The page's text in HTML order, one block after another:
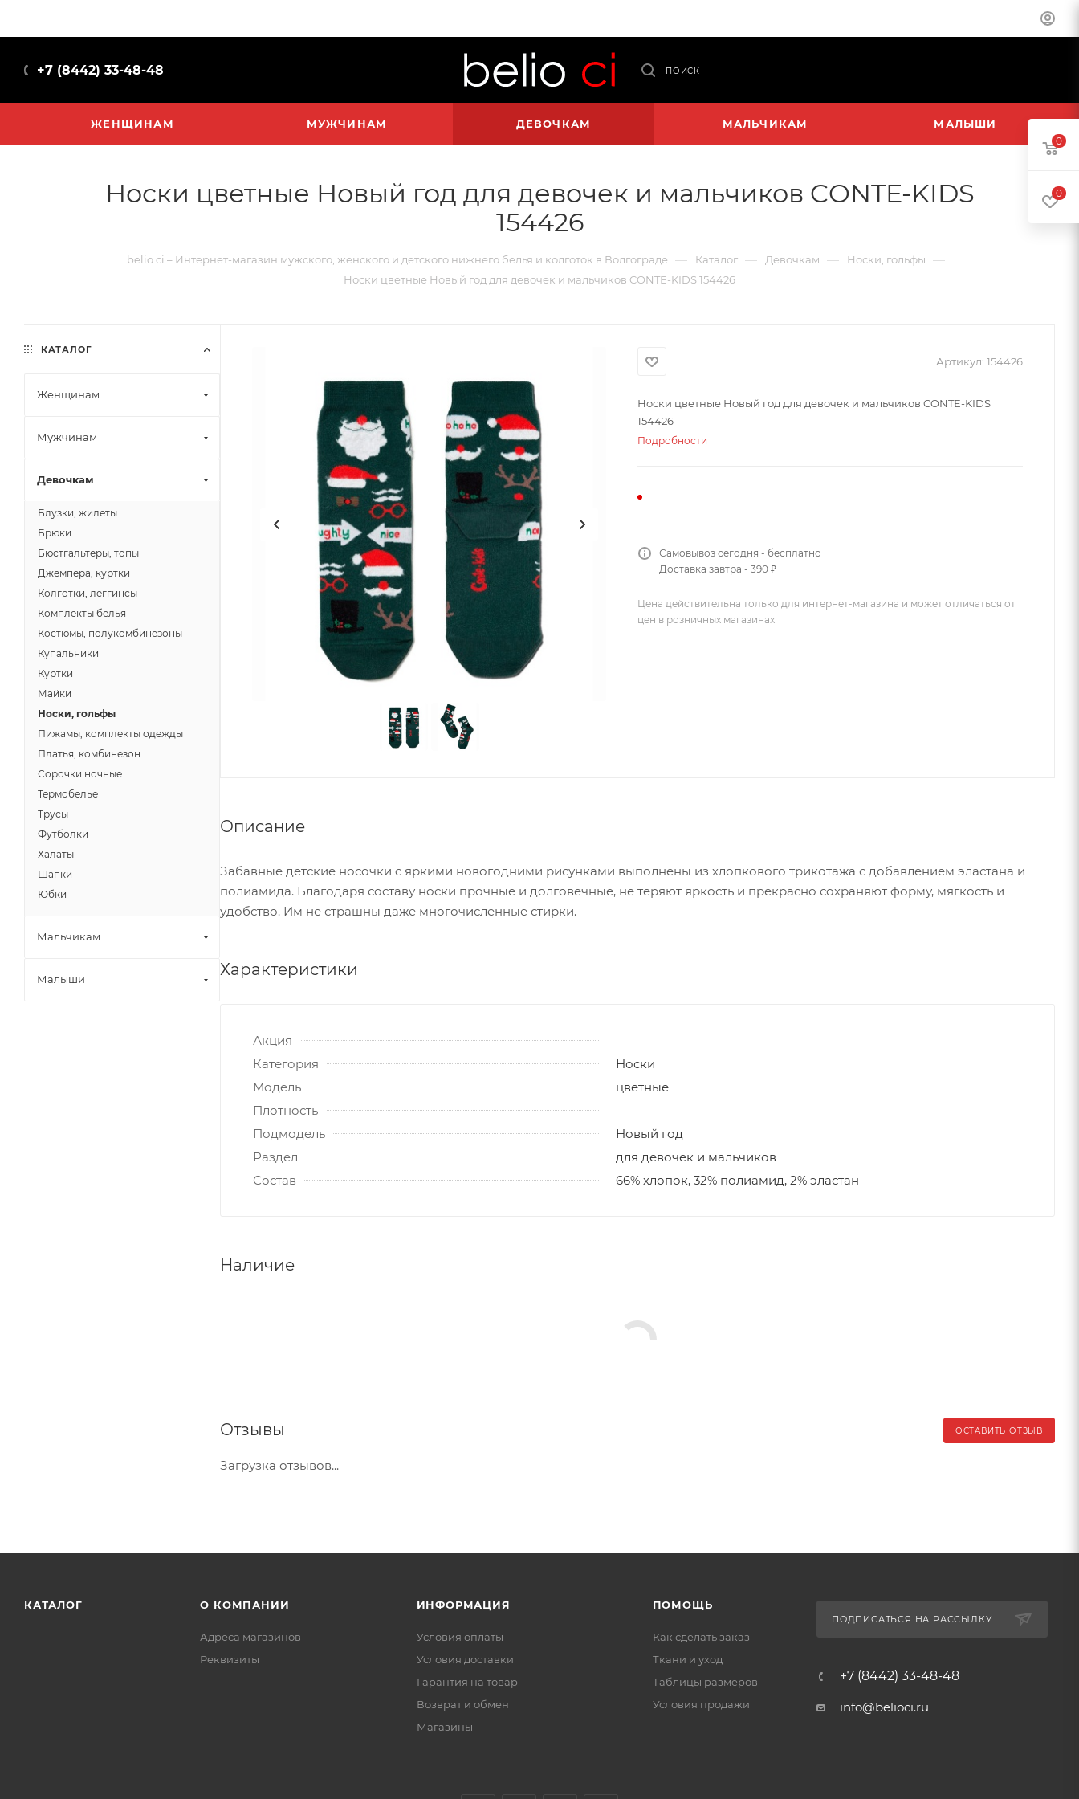
+7 (8442) 33-48-48 ПОИСК
ЖЕНЩИНАМ МУЖЧИНАМ ДЕВОЧКАМ МАЛЬЧИКАМ МАЛЫШИ
Носки цветные Новый год для девочек и мальчиков CONTE-KIDS
154426
belio ci – Интернет-магазин мужского, женского и детского нижнего белья и колготок в Волгограде — Каталог — Девочкам — Носки, гольфы —
Носки цветные Новый год для девочек и мальчиков CONTE-KIDS 154426
Артикул: 154426
Носки цветные Новый год для девочек и мальчиков CONTE-KIDS
154426
Подробности
Самовывоз сегодня - бесплатно
Доставка завтра - 390 ₽
Цена действительна только для интернет-магазина и может отличаться от
цен в розничных магазинах
Описание
Забавные детские носочки c яркими новогодними рисунками выполнены из хлопкового трикотажа с добавлением эластана и
полиамида. Благодаря составу носки прочные и долговечные, не теряют яркость и прекрасно сохраняют форму, мягкость и
удобство. Им не страшны даже многочисленные стирки.
Характеристики
Акция
Категория
Носки
Модель
цветные
Плотность
Подмодель
Новый год
Раздел
для девочек и мальчиков
Состав
66% хлопок, 32% полиамид, 2% эластан
Наличие
Отзывы ОСТАВИТЬ ОТЗЫВ
Загрузка отзывов...
КАТАЛОГ
Женщинам
Мужчинам
Девочкам
Блузки, жилеты
Брюки
Бюстгальтеры, топы
Джемпера, куртки
Колготки, леггинсы
Комплекты белья
Костюмы, полукомбинезоны
Купальники
Куртки
Майки
Носки, гольфы
Пижамы, комплекты одежды
Платья, комбинезон
Сорочки ночные
Термобелье
Трусы
Футболки
Халаты
Шапки
Юбки
Мальчикам
Малыши
КАТАЛОГ О КОМПАНИИ
Адреса магазинов
Реквизиты
ИНФОРМАЦИЯ
Условия оплаты
Условия доставки
Гарантия на товар
Возврат и обмен
Магазины
ПОМОЩЬ
Как сделать заказ
Ткани и уход
Таблицы размеров
Условия продажи
ПОДПИСАТЬСЯ НА РАССЫЛКУ
+7 (8442) 33-48-48
info@belioci.ru
0
0